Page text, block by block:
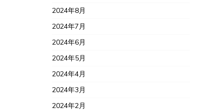
2024年8月
2024年7月
2024年6月
2024年5月
2024年4月
2024年3月
2024年2月